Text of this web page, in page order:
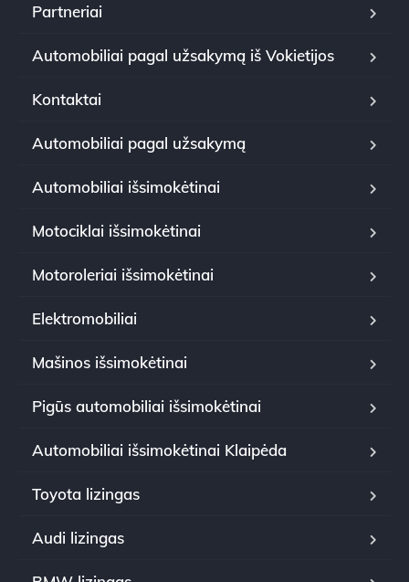
Partneriai
Automobiliai pagal užsakymą iš Vokietijos
Kontaktai
Automobiliai pagal užsakymą
Automobiliai išsimokėtinai
Motociklai išsimokėtinai
Motoroleriai išsimokėtinai
Elektromobiliai
Mašinos išsimokėtinai
Pigūs automobiliai išsimokėtinai
Automobiliai išsimokėtinai Klaipėda
Toyota lizingas
Audi lizingas